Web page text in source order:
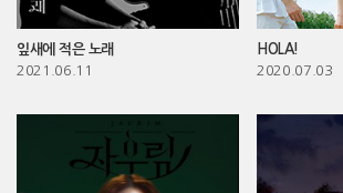
잎새에 적은 노래
2021.06.11
HOLA!
2020.07.03